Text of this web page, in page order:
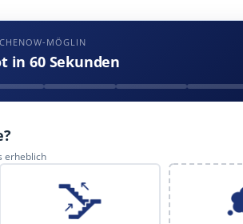
MÖGLIN
in 60 Sekunden
erheblich